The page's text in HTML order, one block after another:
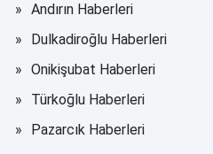
Andırın Haberleri
Dulkadiroğlu Haberleri
Onikişubat Haberleri
Türkoğlu Haberleri
Pazarcık Haberleri